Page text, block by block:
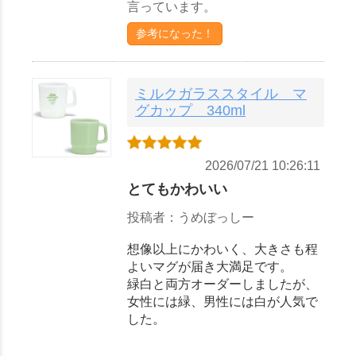
言っています。
参考になった！
ミルクガラススタイル マ
グカップ 340ml
2026/07/21 10:26:11
とてもかわいい
投稿者：うめぼっしー
想像以上にかわいく、大きさも程
よいマグが届き大満足です。
緑白と両方オーダーしましたが、
女性には緑、男性には白が人気で
した。